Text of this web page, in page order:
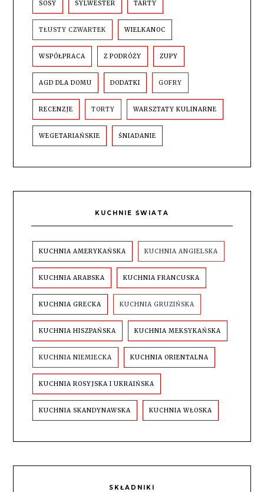
SOSY SYLWESTER TARTY
TŁUSTY CZWARTEK WIELKANOC
WSPÓŁPRACA Z PODRÓŻY ZUPY
AGD DLA DOMU DODATKI GOFRY
RECENZJE TORTY WARSZTATY KULINARNE
WEGETARIAŃSKIE ŚNIADANIE
KUCHNIE ŚWIATA
KUCHNIA AMERYKAŃSKA KUCHNIA ANGIELSKA
KUCHNIA ARABSKA KUCHNIA FRANCUSKA
KUCHNIA GRECKA KUCHNIA GRUZIŃSKA
KUCHNIA HISZPAŃSKA KUCHNIA MEKSYKAŃSKA
KUCHNIA NIEMIECKA KUCHNIA ORIENTALNA
KUCHNIA ROSYJSKA I UKRAIŃSKA
KUCHNIA SKANDYNAWSKA KUCHNIA WŁOSKA
SKŁADNIKI